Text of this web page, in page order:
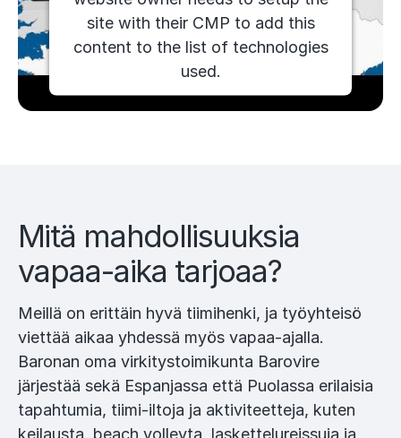
site with their CMP to add this
content to the list of technologies
used.
Powered byUsercentrics Consent
Mitä mahdollisuuksia
vapaa-aika tarjoaa?
Meillä on erittäin hyvä tiimihenki, ja työyhteisö
viettää aikaa yhdessä myös vapaa-ajalla.
Baronan oma virkitystoimikunta Barovire
järjestää sekä Espanjassa että Puolassa erilaisia
tapahtumia, tiimi-iltoja ja aktiviteetteja, kuten
keilausta, beach volleyta, laskettelureissuja ja